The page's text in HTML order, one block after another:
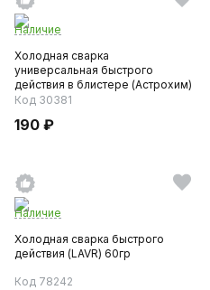
Наличие
Холодная сварка
универсальная быстрого
действия в блистере (Астрохим)
AC-9319...
Код 30381
190 ₽
Наличие
Холодная сварка быстрого
действия (LAVR) 60гр
Код 78242